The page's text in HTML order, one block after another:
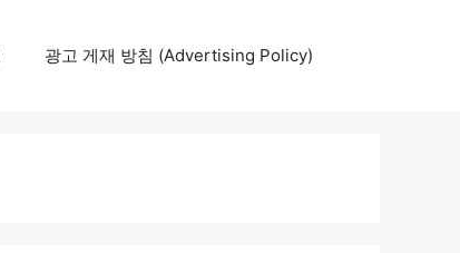
광고 게재 방침 (Advertising Policy)